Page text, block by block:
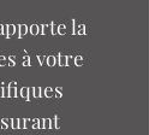
la
à votre